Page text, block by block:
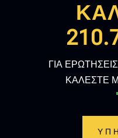
ΓΙΑ
ΚΑΛΕΣΤΕ